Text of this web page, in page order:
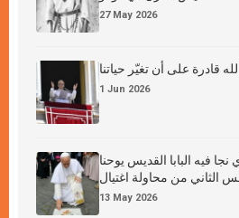
27 May 2026
الله قادرة على أن تغيّر حياتنا
1 Jun 2026
نجا فيه البابا القديس يوحنا
الثاني من محاولة اغتيال
13 May 2026